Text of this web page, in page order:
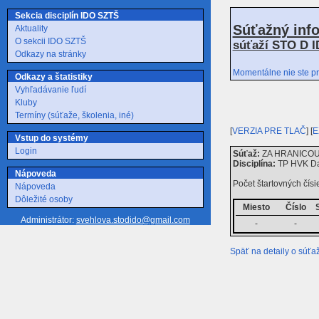
Sekcia disciplín IDO SZTŠ
Aktuality
O sekcii IDO SZTŠ
Odkazy na stránky
Odkazy a štatistiky
Vyhľadávanie ľudí
Kluby
Termíny (súťaže, školenia, iné)
Vstup do systémy
Login
Nápoveda
Nápoveda
Dôležité osoby
Administrátor: svehlova.stodido@gmail.com
Súťažný
súťaží STO D
Momentálne nie ste
[VERZIA PRE TLAČ] [
Súťaž: ZA
Disciplína: TP HVK
Počet štartovných
Miesto Číslo
-
-
Späť na detaily o